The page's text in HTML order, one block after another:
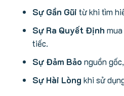
Sự Gần Gũi từ khi tìm
Sự Ra Quyết Định
tiếc.
Sự Đảm Bảo nguồn
Sự Hài Lòng khi sử